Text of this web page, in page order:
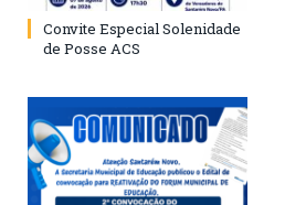
Convite Especial Solenidade
de Posse ACS